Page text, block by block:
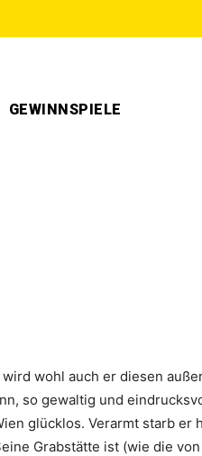
GEWINNSPIELE
wohl auch er diesen
so gewaltig und
glücklos. Verarmt starb er
Grabstätte ist (wie die